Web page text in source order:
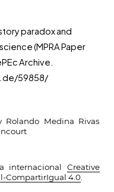
Rolando Medina Rivas
internacional Creative
CompartirIgual 4.0.
paradox and
(MPRA Paper
Archive.
59858/